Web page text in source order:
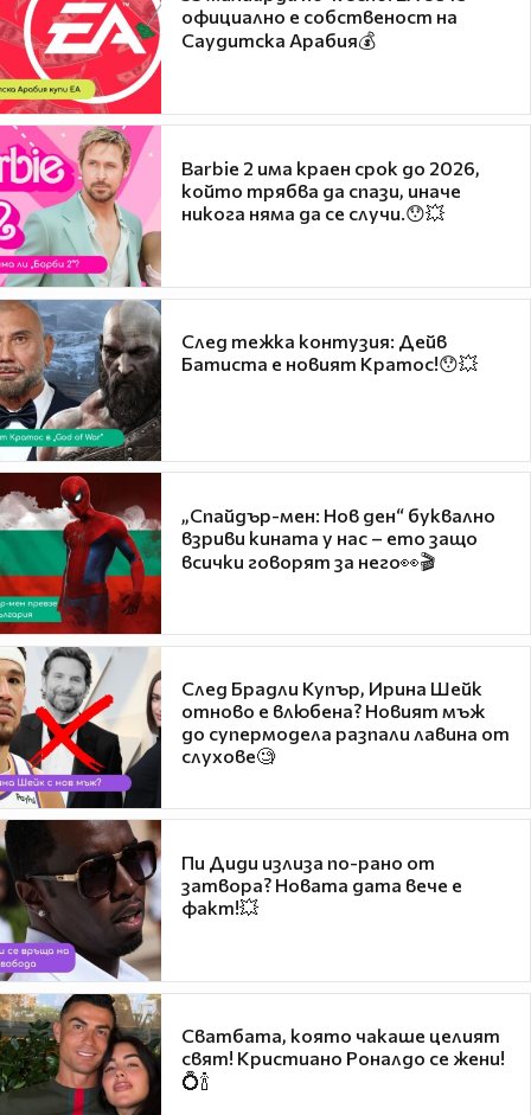
официално е собственост на
Саудитска Арабия💰
Barbie 2 има краен срок до 2026,
който трябва да спази, иначе
никога няма да се случи.😯💥
След тежка контузия: Дейв
Батиста е новият Кратос!😯💥
„Спайдър-мен: Нов ден“ буквално
взриви кината у нас – ето защо
всички говорят за него👀🎬
След Брадли Купър, Ирина Шейк
отново е влюбена? Новият мъж
до супермодела разпали лавина от
слухове🧐
Пи Диди излиза по-рано от
затвора? Новата дата вече е
факт!💥
Сватбата, която чакаше целият
свят! Кристиано Роналдо се жени!
💍🍾